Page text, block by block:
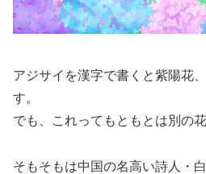
アジサイを漢字で書くと紫陽花
す。
でも、これってもともとは別の
そもそもは中国の名高い詩人・